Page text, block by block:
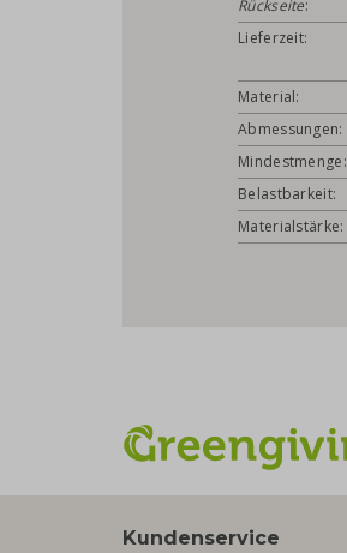
Rückseite:
Lieferzeit:
Material:
Abmessungen:
Mindestmenge:
Belastbarkeit:
Materialstärke:
Kundenservice